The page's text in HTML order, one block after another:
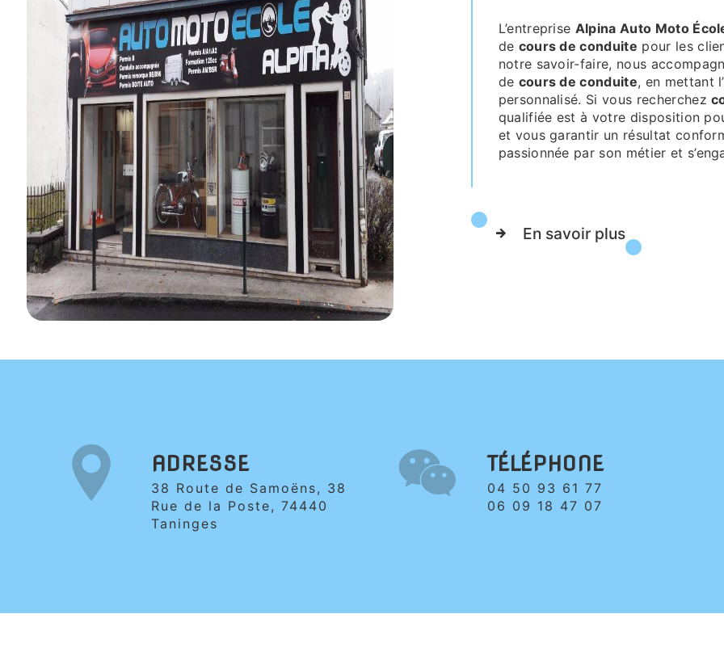
L’entreprise Alpina Auto Moto
de cours de conduite pour les
notre savoir-faire, nous
de cours de conduite, en mettant
personnalisé. Si vous recherchez
qualifiée est à votre disposition
et vous garantir un résultat
passionnée par son métier et
En savoir plus
ADRESSE
38 Route de Samoëns, 38
Rue de la Poste, 74440
Taninges
TÉLÉPHONE
04 50 93 61 77
06 09 18 47 07